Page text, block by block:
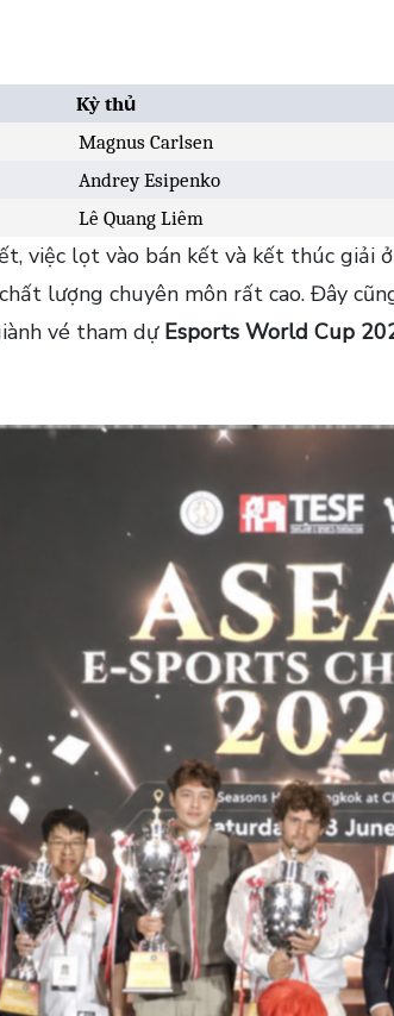
Kỳ thủ
Magnus Carlsen
Andrey Esipenko
Lê Quang Liêm
việc lọt vào bán kết và kết thúc giải
lượng chuyên môn rất cao. Đây
vé tham dự Esports World Cup